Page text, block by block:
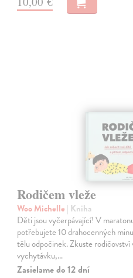
Rodičem vleže
Woo Michelle | Kniha
Děti jsou vyčerpávající! V
potřebujete 10 drahocenných
tělu odpočinek. Zkuste rodičovství
vychytávku,…
Zasielame do 12 dní